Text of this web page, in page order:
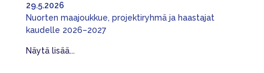
Nuorten maajoukkue, projektiryhmä ja haastajat
kaudelle 2026–2027
29.5.2026
Näytä lisää...